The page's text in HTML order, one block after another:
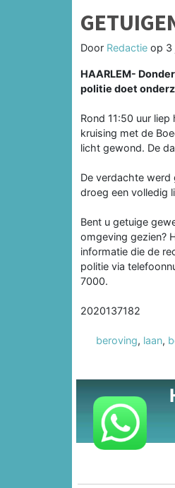
Door Redactie op 3
HAARLEM-
politie doet
Rond 11:50 uur
kruising met de
licht gewond. De
De verdachte werd
droeg een volledig
Bent u getuige
omgeving gezien?
informatie die de
politie via
7000.
2020137182
beroving, laan,